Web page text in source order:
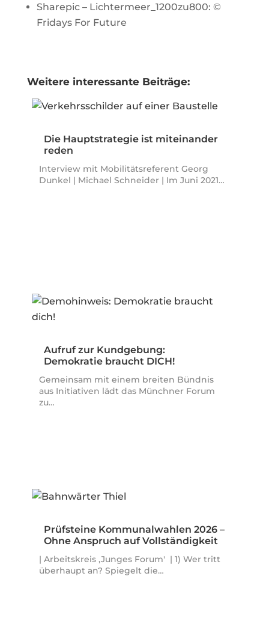
Sharepic – Lichtermeer_1200zu800: ©
Fridays For Future
Weitere interessante Beiträge:
Die Hauptstrategie ist miteinander
reden
Interview mit Mobilitätsreferent Georg
Dunkel | Michael Schneider | Im Juni 2021…
Aufruf zur Kundgebung:
Demokratie braucht DICH!
Gemeinsam mit einem breiten Bündnis
aus Initiativen lädt das Münchner Forum
zu…
Prüfsteine Kommunalwahlen 2026 –
Ohne Anspruch auf Vollständigkeit
| Arbeitskreis ,Junges Forum' | 1) Wer tritt
überhaupt an? Spiegelt die…